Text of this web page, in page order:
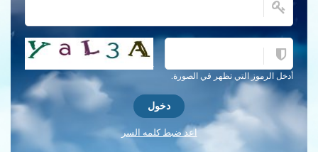
أدخل الرموز التي تظهر في الصورة.
اعد ضبط كلمه السر